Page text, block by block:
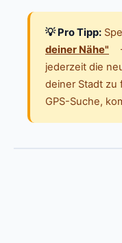
💡 Pro Tipp:
deiner Nähe"
jederzeit die
deiner Stadt zu
GPS-Suche,